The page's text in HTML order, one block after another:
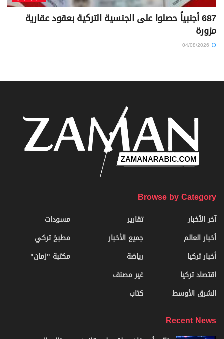
687 أجنبياً حصلوا على الجنسية التركية بعقود عقارية
مزورة
Browse by Category
آخر الأخبار
أخبار العالم
أخبار تركيا
اقتصاد تركيا
الشرق الأوسط
تقارير
جميع الأخبار
رياضة
غير مصنف
كتاب
مسودات
مطبخ تركي
مكتبة "زمان"
Recent News